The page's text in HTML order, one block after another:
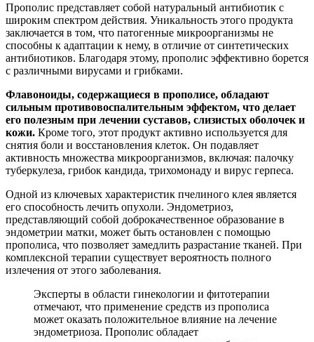
Прополис представляет собой натуральный антибиотик с
широким спектром действия. Уникальность этого продукта
заключается в том, что патогенные микроорганизмы не
способны к адаптации к нему, в отличие от синтетических
антибиотиков. Благодаря этому, прополис эффективно борется
с различными вирусами и грибками.
Флавоноиды, содержащиеся в прополисе, обладают
сильным противовоспалительным эффектом, что делает
его полезным при лечении суставов, слизистых оболочек и
кожи. Кроме того, этот продукт активно используется для
снятия боли и восстановления клеток. Он подавляет
активность множества микроорганизмов, включая: палочку
туберкулеза, грибок кандида, трихомонаду и вирус герпеса.
Одной из ключевых характеристик пчелиного клея является
его способность лечить опухоли. Эндометриоз,
представляющий собой доброкачественное образование в
эндометрии матки, может быть остановлен с помощью
прополиса, что позволяет замедлить разрастание тканей. При
комплексной терапии существует вероятность полного
излечения от этого заболевания.
Эксперты в области гинекологии и фитотерапии
отмечают, что применение средств из прополиса
может оказать положительное влияние на лечение
эндометриоза. Прополис обладает